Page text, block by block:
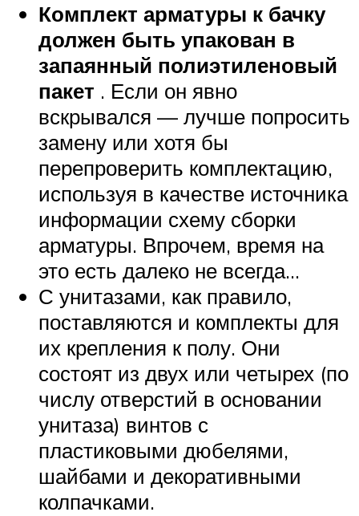
Комплект арматуры к бачку
должен быть упакован в
запаянный полиэтиленовый
пакет . Если он явно
вскрывался — лучше попросить
замену или хотя бы
перепроверить комплектацию,
используя в качестве источника
информации схему сборки
арматуры. Впрочем, время на
это есть далеко не всегда…
С унитазами, как правило,
поставляются и комплекты для
их крепления к полу. Они
состоят из двух или четырех (по
числу отверстий в основании
унитаза) винтов с
пластиковыми дюбелями,
шайбами и декоративными
колпачками.